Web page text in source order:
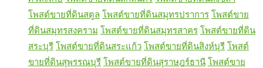
โพสต์ขายที่ดินสตูล โพสต์ขายที่ดินสมุทรปราการ โพสต์ขาย
ที่ดินสมุทรสงคราม โพสต์ขายที่ดินสมุทรสาคร โพสต์ขายที่ดิน
สระบุรี โพสต์ขายที่ดินสระแก้ว โพสต์ขายที่ดินสิงห์บุรี โพสต์
ขายที่ดินสุพรรณบุรี โพสต์ขายที่ดินสุราษฎร์ธานี โพสต์ขาย